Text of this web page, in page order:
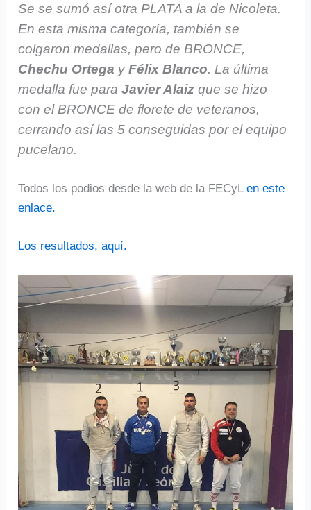
Se se sumó así otra PLATA a la de Nicoleta.
En esta misma categoría, también se
colgaron medallas, pero de BRONCE,
Chechu Ortega yFélix Blanco. La última
medalla fue paraJavier Alaiz que se hizo
con el BRONCE de florete de veteranos,
cerrando así las 5 conseguidas por el equipo
pucelano.
Todos los podios desde la web de la FECyLen este
enlace.
Los resultados, aquí.